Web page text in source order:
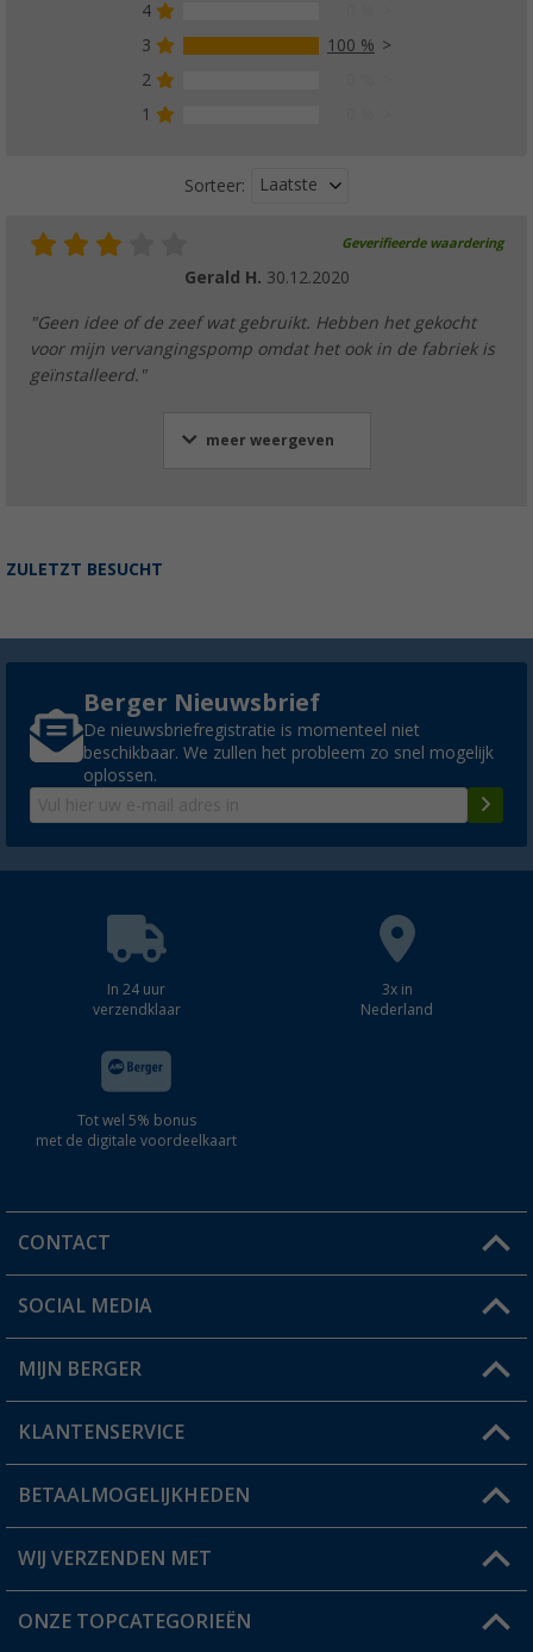
4
3
100 %
2
1
Sorteer: Laatste
Geverifieerde waardering
Gerald H. 30.12.2020
"Geen idee of de zeef wat gebruikt. Hebben het gekocht
voor mijn vervangingspomp omdat het ook in de fabriek is
geïnstalleerd."
meer weergeven
ZULETZT BESUCHT
Berger Nieuwsbrief
De nieuwsbriefregistratie is momenteel niet
beschikbaar. We zullen het probleem zo snel mogelijk
oplossen.
In 24 uur
verzendklaar
3x in
Nederland
Tot wel 5% bonus
met de digitale voordeelkaart
CONTACT
Een vraag?
Winkel vinden
SOCIAL MEDIA
MIJN BERGER
Mijn account
Status bestelling
Verlanglijstje
KLANTENSERVICE
FAQ & Contact
Verzendinformatie
BETAALMOGELIJKHEDEN
WIJ VERZENDEN MET
ONZE TOPCATEGORIEËN